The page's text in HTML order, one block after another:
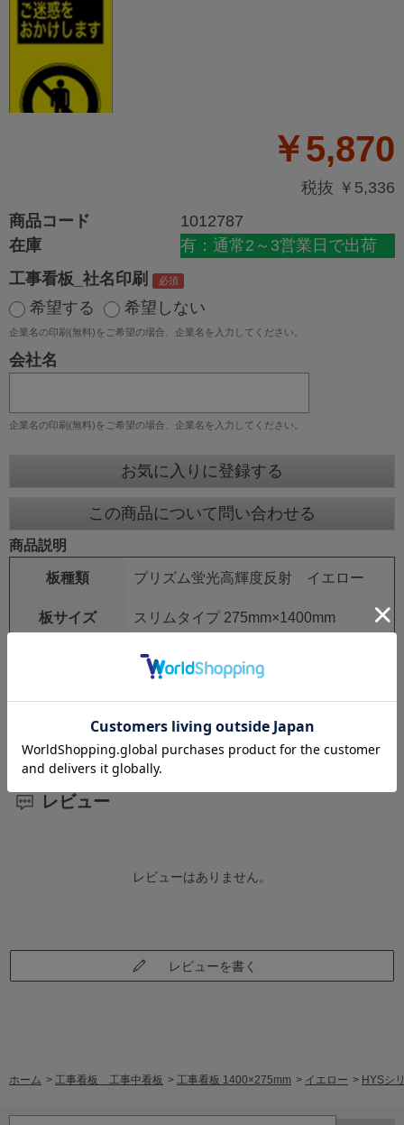
￥5,870
税抜 ￥5,336
商品コード
1012787
在庫
有：通常2～3営業日で出荷
工事看板_社名印刷
希望する
希望しない
企業名の印刷(無料)をご希望の場合、企業名を入力してください。
会社名
企業名の印刷(無料)をご希望の場合、企業名を入力してください。
お気に入りに登録する
この商品について問い合わせる
商品説明
板種類 プリズム蛍光高輝度反射 イエロー
板サイズ スリムタイプ 275mm×1400mm
25mm角 シルバーアロイ
レビュー
レビューはありません。
レビューを書く
ホーム > 工事看板 工事中看板 > 工事看板 1400×275mm > イエロー > HYSシ